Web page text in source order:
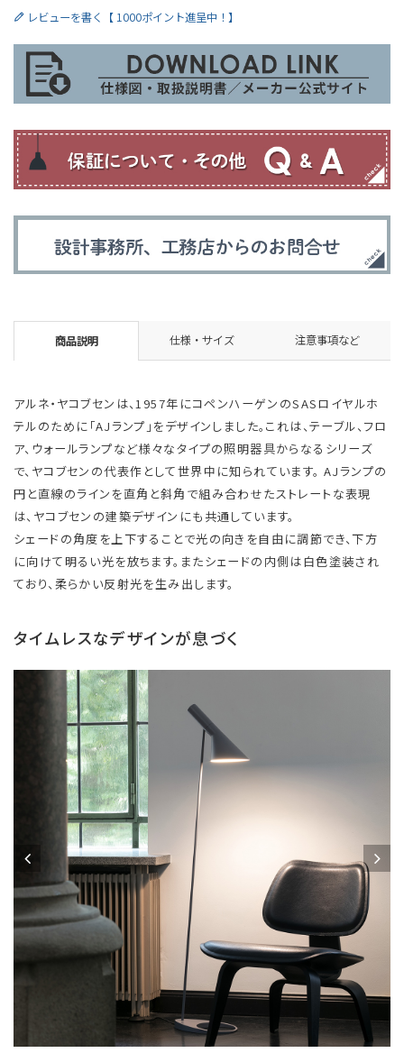
レビューを書く【 1000ポイント進呈中！】
商品説明 仕様・サイズ 注意事項など
アルネ・ヤコブセンは、1957年にコペンハーゲンのSASロイヤルホ
テルのために「AJランプ」をデザインしました。これは、テーブル、フロ
ア、ウォールランプなど様々なタイプの照明器具からなるシリーズ
で、ヤコブセンの代表作として世界中に知られています。 AJランプの
円と直線のラインを直角と斜角で組み合わせたストレートな表現
は、ヤコブセンの建築デザインにも共通しています。
シェードの角度を上下することで光の向きを自由に調節でき、下方
に向けて明るい光を放ちます。またシェードの内側は白色塗装され
ており、柔らかい反射光を生み出します。
タイムレスなデザインが息づく